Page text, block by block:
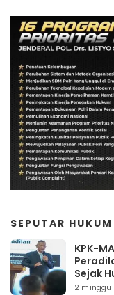
SEPUTAR HUKUM
KPK-
Sejak
2 minggu